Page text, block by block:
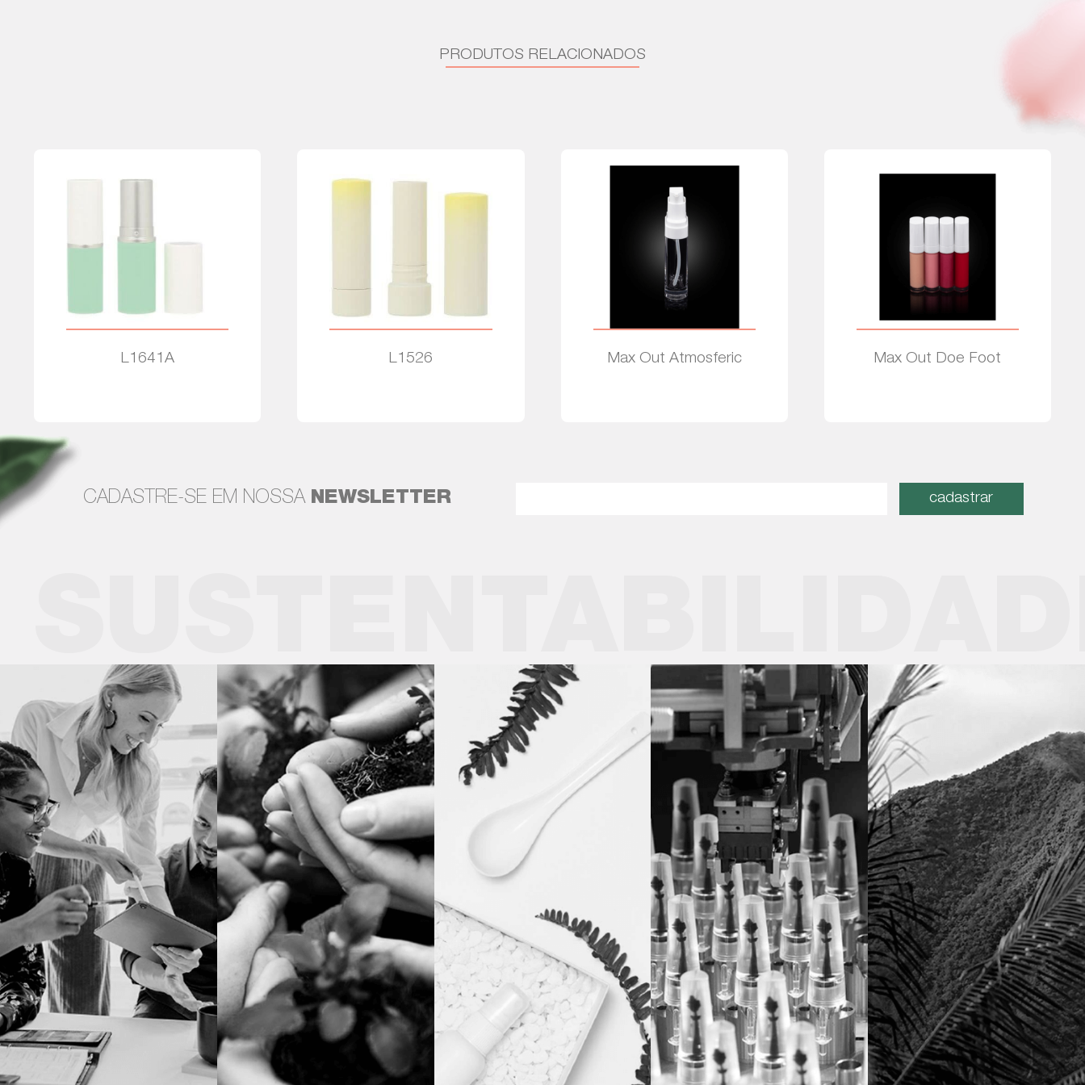
PRODUTOS RELACIONADOS
L1641A L1526 Max Out Atmosferic Max Out Doe Foot
CADASTRE-SE EM NOSSA NEWSLETTER cadastrar
PESSOAS
ECONOMIA
CIRCULAR
SOLUÇÕES OPERAÇÕES
FORNECEDORES
EPARCEIROS